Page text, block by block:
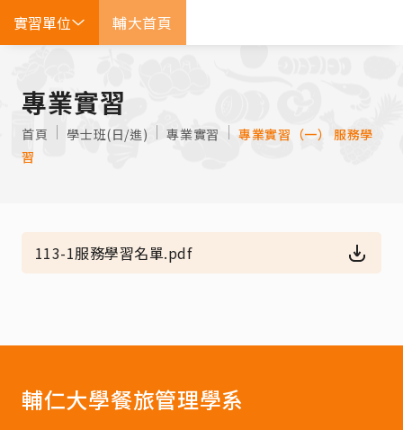
實習單位 輔大首頁
EN
專業實習
首頁 學士班(日/進) 專業實習
專業實習（一） 服務學
習
113-1服務學習名單.pdf
輔仁大學餐旅管理學系